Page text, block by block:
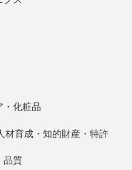
・化粧品
材育成・知的財産・特許
品質